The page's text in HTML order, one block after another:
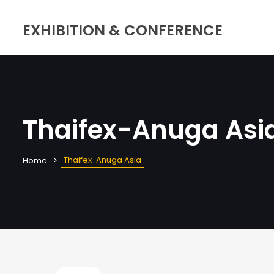
EXHIBITION & CONFERENCE
Thaifex-Anuga
Home Thaifex-Anuga Asia